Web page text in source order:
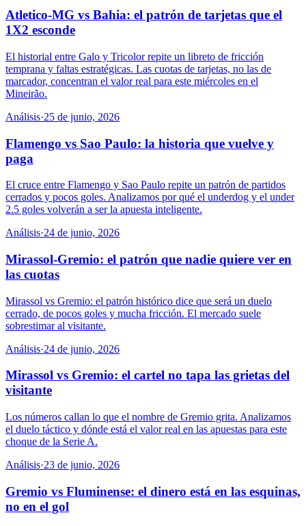
Atletico-MG vs Bahia: el patrón de tarjetas que el
1X2 esconde
El historial entre Galo y Tricolor repite un libreto de fricción
temprana y faltas estratégicas. Las cuotas de tarjetas, no las de
marcador, concentran el valor real para este miércoles en el
Mineirão.
Análisis·25 de junio, 2026
Flamengo vs Sao Paulo: la historia que vuelve y
paga
El cruce entre Flamengo y Sao Paulo repite un patrón de partidos
cerrados y pocos goles. Analizamos por qué el underdog y el under
2.5 goles volverán a ser la apuesta inteligente.
Análisis·24 de junio, 2026
Mirassol-Gremio: el patrón que nadie quiere ver en
las cuotas
Mirassol vs Gremio: el patrón histórico dice que será un duelo
cerrado, de pocos goles y mucha fricción. El mercado suele
sobrestimar al visitante.
Análisis·24 de junio, 2026
Mirassol vs Gremio: el cartel no tapa las grietas del
visitante
Los números callan lo que el nombre de Gremio grita. Analizamos
el duelo táctico y dónde está el valor real en las apuestas para este
choque de la Serie A.
Análisis·23 de junio, 2026
Gremio vs Fluminense: el dinero está en las esquinas,
no en el gol